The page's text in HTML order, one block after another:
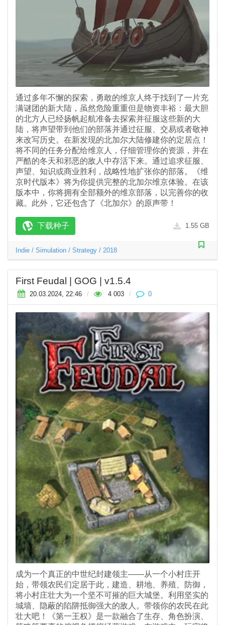
通过多年不懈的探索，勇敢的维京人终于找到了一片充
满谜团的新大陆，虽然危险重重但是物资丰裕：最大胆
的北方人已经扬帆起航准备去探索并征服这些新的大
陆，将声望带到他们的部落并通过征服、交易或者敬神
来改写历史。在新发现的北加尔大陆修建你的定居点！
将不同的任务分配给维京人，仔细管理你的资源，并在
严酷的冬天和邪恶的敌人中存活下来。通过追求征服、
声望、知识或商业胜利，战略性地扩张你的部落。《维
京时代版本》将为你提供完整的北加尔维京体验。在该
版本中，你将拥有全部额外的维京部落，以完善你的收
藏。此外，它还包含了《北加尔》的原声带！
下载种子 1.55 GB
Indie / Simulation / Strategy / 2018
First Feudal | GOG | v1.5.4
20.03.2024, 22:46 / 4 003 / 0
成为一个真正的中世纪封建领主——从一个小村庄开
始，带领农民们定居于此，建造、耕地、养殖、防御，
将小村庄壮大为一个坚不可摧的巨大城堡。利用坚实的
城墙、隐蔽的陷阱抵御强大的敌人。带领你的农民在此
壮大吧！《第一王权》是一款融合了生存、角色扮演、